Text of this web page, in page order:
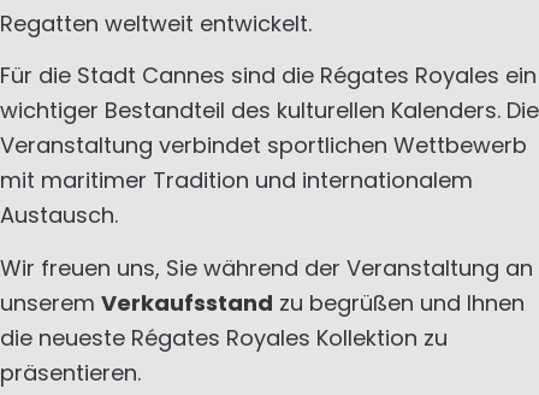
Regatten weltweit entwickelt.
Für die Stadt Cannes sind die Régates Royales ein
wichtiger Bestandteil des kulturellen Kalenders. Die
Veranstaltung verbindet sportlichen Wettbewerb
mit maritimer Tradition und internationalem
Austausch.
Wir freuen uns, Sie während der Veranstaltung an
unserem Verkaufsstand zu begrüßen und Ihnen
die neueste Régates Royales Kollektion zu
präsentieren.